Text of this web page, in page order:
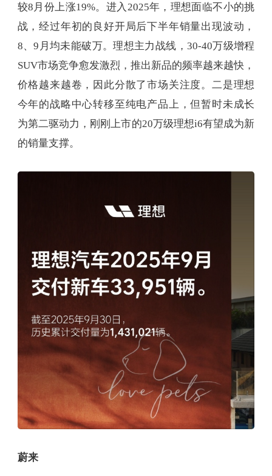
较8月份上涨19%。进入2025年，理想面临不小的挑
战，经过年初的良好开局后下半年销量出现波动，
8、9月均未能破万。理想主力战线，30-40万级增程
SUV市场竞争愈发激烈，推出新品的频率越来越快，
价格越来越卷，因此分散了市场关注度。二是理想
今年的战略中心转移至纯电产品上，但暂时未成长
为第二驱动力，刚刚上市的20万级理想i6有望成为新
的销量支撑。
蔚来